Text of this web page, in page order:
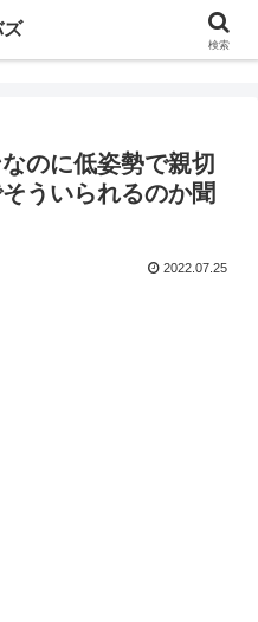
のに低姿勢で親切
ういられるのか聞
2022.07.25
ズ
検索